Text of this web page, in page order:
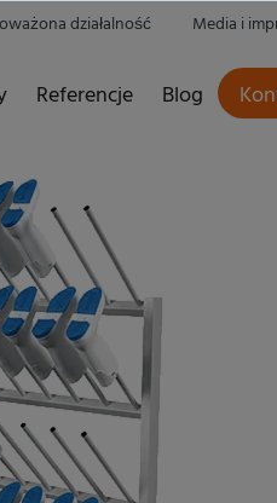
działalność Media i
Referencje Blog